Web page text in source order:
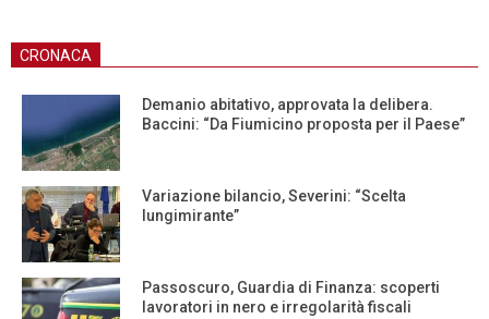
CRONACA
Demanio abitativo, approvata la delibera.
Baccini: “Da Fiumicino proposta per il Paese”
Variazione bilancio, Severini: “Scelta
lungimirante”
Passoscuro, Guardia di Finanza: scoperti
lavoratori in nero e irregolarità fiscali